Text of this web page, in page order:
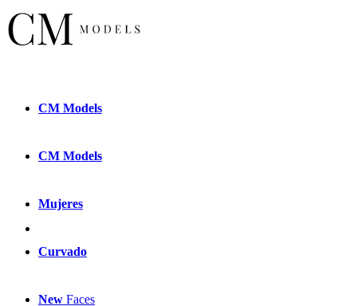
CM Models
CM Models
Mujeres
Curvado
New Faces